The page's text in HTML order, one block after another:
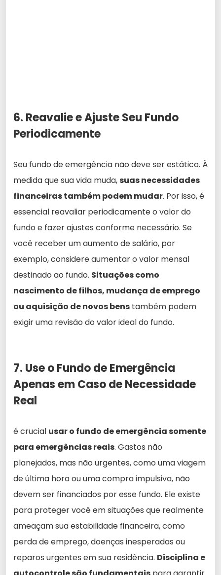
6. Reavalie e Ajuste Seu Fundo
Periodicamente
Seu fundo de emergência não deve ser estático. À
medida que sua vida muda,suas necessidades
financeiras também podem mudar. Por isso, é
essencial reavaliar periodicamente o valor do
fundo e fazer ajustes conforme necessário. Se
você receber um aumento de salário, por
exemplo, considere aumentar o valor mensal
destinado ao fundo. Situações como
nascimento de filhos, mudança de emprego
ou aquisição de novos bens também podem
exigir uma revisão do valor ideal do fundo.
7. Use o Fundo de Emergência
Apenas em Caso de Necessidade
Real
é crucial usar o fundo de emergência somente
para emergências reais. Gastos não
planejados, mas não urgentes, como uma viagem
de última hora ou uma compra impulsiva, não
devem ser financiados por esse fundo. Ele existe
para proteger você em situações que realmente
ameaçam sua estabilidade financeira, como
perda de emprego, doenças inesperadas ou
reparos urgentes em sua residência. Disciplina e